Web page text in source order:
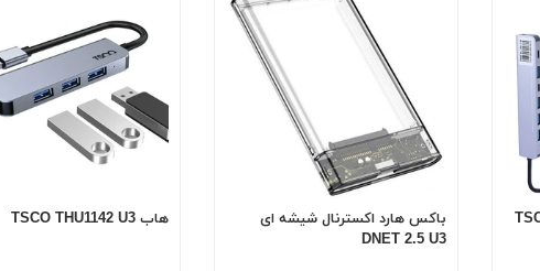
باکس هارد اکسترنال شیشه ای
DNET 2.5 U3
هاب TSCO THU1142 U3